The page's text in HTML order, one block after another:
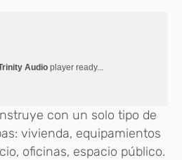
Audio player ready...
con un solo tipo de
vivienda, equipamientos
oficinas, espacio público.